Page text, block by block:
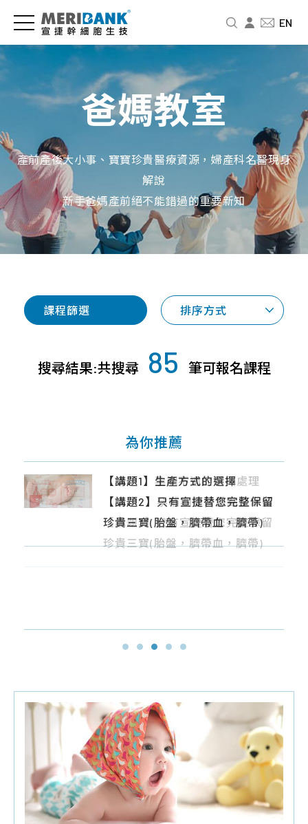
爸媽教室
產前產後大小事、寶寶珍貴醫療資源，婦產科名醫現身
解說
新手爸媽產前絕不能錯過的重要新知
課程篩選 排序方式
搜尋結果:共搜尋 85 筆可報名課程
為你推薦
【講題1】產檢項目大解析,由成美
林醫師告訴您！
【講題2】貼心小加碼：別讓權利
睡著~政府各項生產輔助與申請教
【講題1】生產方式的選擇
【講題2】只有宣捷替您完整保留
珍貴三寶(胎盤，臍帶血，臍帶)
【講題1】孕期不適症狀與處理
【講題2】孕哺期營養重點全掌握
【講題3】只有宣捷替您完整保留
珍貴三寶(胎盤，臍帶血，臍帶)
【講題1】無痛分娩
【講題2】只有宣捷替您完整保留
珍貴三寶(胎盤，臍帶血，臍帶)
【講題1】產前須知！自然產 V.S 剖
腹產與減痛分娩
【講題2】醫療科技新資源~新生兒
臍帶&胎盤幹細胞
儲
存
胞
與
商
細
胞
要
怎
案
產
探
幹
細
胞/
免
疫
細
胞
識
宣
捷
公
介
紹
經
營
者
故
人
才
募
企
責
About
Us
品
保
證
技
術
與
認
證
牌
新
訊
新
中
影
音
專
區
牌
合
合
作
期
活
動
問
題
育
兒
大
小
我
爸
媽
教
疫
細
胞
婦
展
基
桃
苗
宜
花
東
離
投
資
專
財
務
資
訊
股
東
專
EN